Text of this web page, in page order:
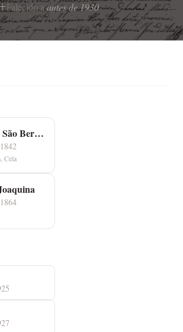
Falecido aantes de 1930
Luis de São Bernardo
Cela